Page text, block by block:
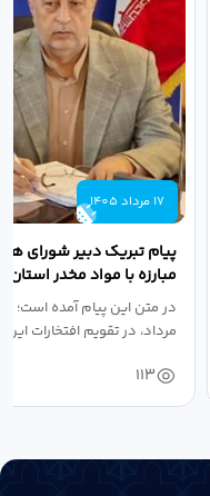
17 مرداد 1405
پیام تبریک دبیر شورای
مبارزه با مواد مخدر استان
مناسبت روز خبرنگار...
در متن این پیام آمده
مرداد، در تقویم افتخارات
113